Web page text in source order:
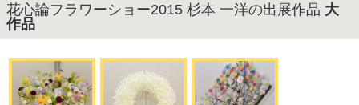
花心論フラワーショー2015 杉本 一洋の出展作品 大
作品